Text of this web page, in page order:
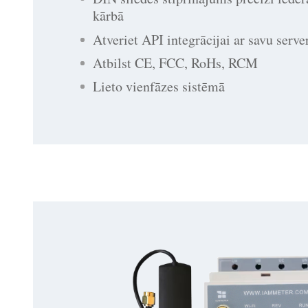
kārbā
Atveriet API integrācijai ar savu
Atbilst CE, FCC, RoHs, RCM
Lieto vienfāzes sistēmā